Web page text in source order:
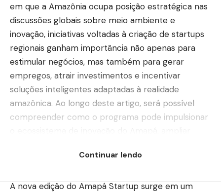
em que a Amazônia ocupa posição estratégica nas
discussões globais sobre meio ambiente e
inovação, iniciativas voltadas à criação de startups
regionais ganham importância não apenas para
estimular negócios, mas também para gerar
empregos, atrair investimentos e incentivar
soluções inteligentes adaptadas à realidade
amazônica. Ao longo deste artigo, será possível
compreender como o programa pode impulsionar
a bioeconomia como alternativa concreta de
A nova edição do Amapá Startup surge em um
Continuar lendo